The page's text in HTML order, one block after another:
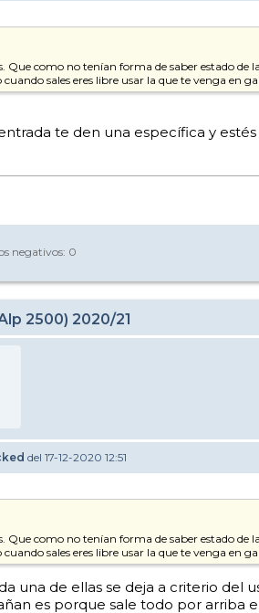
Que como no tenían forma de saber estado
sales eres libre usar la que te venga en
te den una específica y
negativos: 0
2500) 2020/21
del 17-12-2020 12:51
Que como no tenían forma de saber estado
sales eres libre usar la que te venga en
una de ellas se deja a criterio del
es porque sale todo por arriba